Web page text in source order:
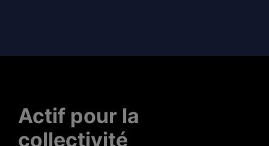
Actif pour la
collectivité